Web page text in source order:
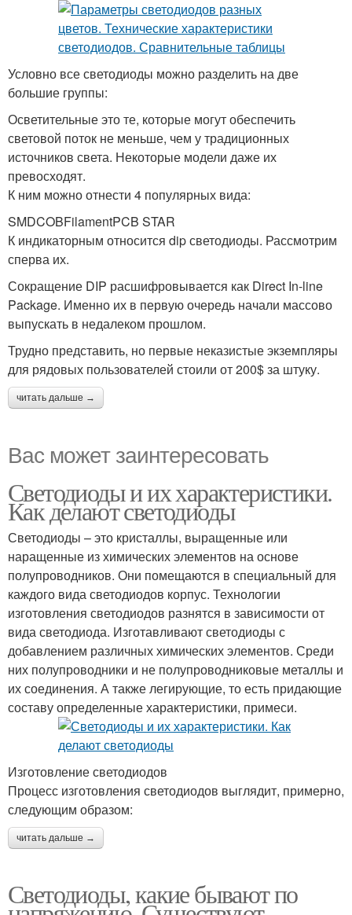
Условно все светодиоды можно разделить на две
большие группы:
Осветительные это те, которые могут обеспечить
световой поток не меньше, чем у традиционных
источников света. Некоторые модели даже их
превосходят.
К ним можно отнести 4 популярных вида:
SMDCOBFilamentPCB STAR
К индикаторным относится dip светодиоды. Рассмотрим
сперва их.
Сокращение DIP расшифровывается как Direct In-line
Package. Именно их в первую очередь начали массово
выпускать в недалеком прошлом.
Трудно представить, но первые неказистые экземпляры
для рядовых пользователей стоили от 200$ за штуку.
читать дальше →
Вас может заинтересовать
Светодиоды и их характеристики.
Как делают светодиоды
Светодиоды – это кристаллы, выращенные или
наращенные из химических элементов на основе
полупроводников. Они помещаются в специальный для
каждого вида светодиодов корпус. Технологии
изготовления светодиодов разнятся в зависимости от
вида светодиода. Изготавливают светодиоды с
добавлением различных химических элементов. Среди
них полупроводники и не полупроводниковые металлы и
их соединения. А также легирующие, то есть придающие
составу определенные характеристики, примеси.
Изготовление светодиодов
Процесс изготовления светодиодов выглядит, примерно,
следующим образом:
читать дальше →
Светодиоды, какие бывают по